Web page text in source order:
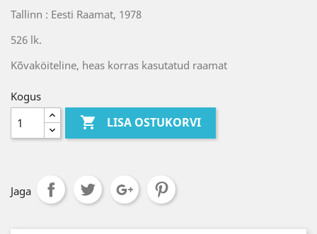
Tallinn : Eesti Raamat, 1978
526 lk.
Kõvaköiteline, heas korras kasutatud raamat
Kogus
 LISA OSTUKORVI
Jaga